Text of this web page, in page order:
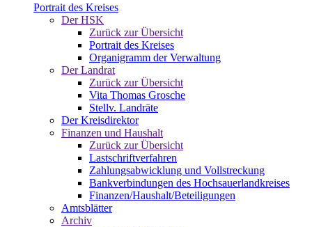
Portrait des Kreises
Der HSK
Zurück zur Übersicht
Portrait des Kreises
Organigramm der Verwaltung
Der Landrat
Zurück zur Übersicht
Vita Thomas Grosche
Stellv. Landräte
Der Kreisdirektor
Finanzen und Haushalt
Zurück zur Übersicht
Lastschriftverfahren
Zahlungsabwicklung und Vollstreckung
Bankverbindungen des Hochsauerlandkreises
Finanzen/Haushalt/Beteiligungen
Amtsblätter
Archiv